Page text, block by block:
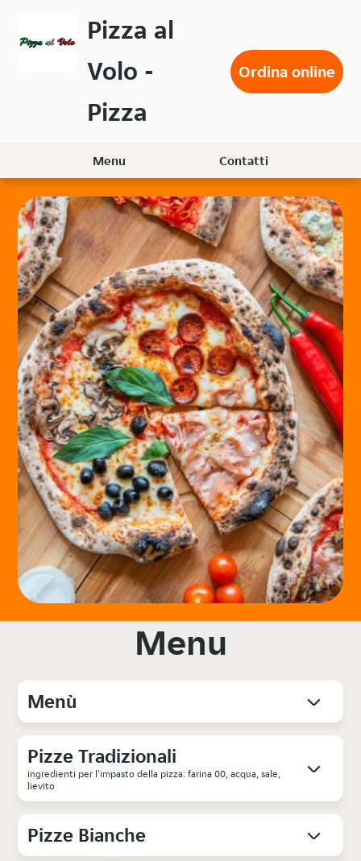
contenuto
Pizza al
Volo -
Pizza
Ordina online
Menu Contatti
Menu
Menù
Pizze Tradizionali
ingredienti per l'impasto della pizza: farina 00, acqua, sale,
lievito
Pizze Bianche